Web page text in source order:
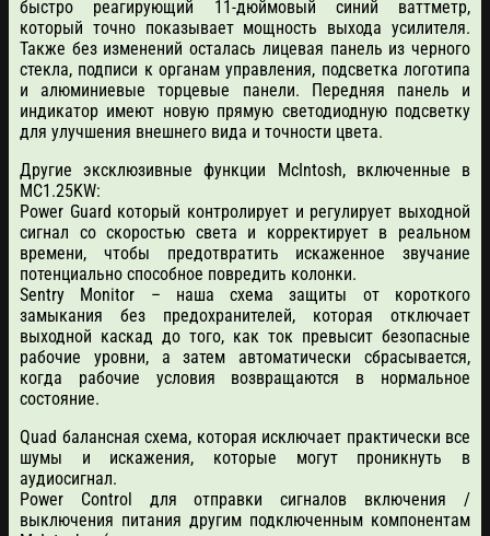
быстро реагирующий 11-дюймовый синий ваттметр,
который точно показывает мощность выхода усилителя.
Также без изменений осталась лицевая панель из черного
стекла, подписи к органам управления, подсветка логотипа
и алюминиевые торцевые панели. Передняя панель и
индикатор имеют новую прямую светодиодную подсветку
для улучшения внешнего вида и точности цвета.
Другие эксклюзивные функции McIntosh, включенные в
MC1.25KW:
Power Guard который контролирует и регулирует выходной
сигнал со скоростью света и корректирует в реальном
времени, чтобы предотвратить искаженное звучание
потенциально способное повредить колонки.
Sentry Monitor – наша схема защиты от короткого
замыкания без предохранителей, которая отключает
выходной каскад до того, как ток превысит безопасные
рабочие уровни, а затем автоматически сбрасывается,
когда рабочие условия возвращаются в нормальное
состояние.
Quad балансная схема, которая исключает практически все
шумы и искажения, которые могут проникнуть в
аудиосигнал.
Power Control для отправки сигналов включения /
выключения питания другим подключенным компонентам